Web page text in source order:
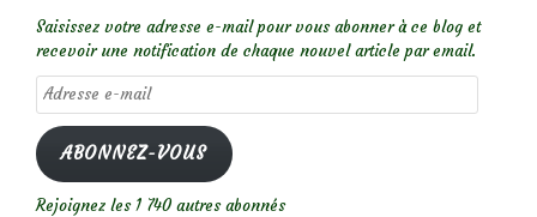
Saisissez votre adresse e-mail pour vous abonner à ce blog et
recevoir une notification de chaque nouvel article par email.
Adresse
e-
mail
ABONNEZ-VOUS
Rejoignez les 1 740 autres abonnés